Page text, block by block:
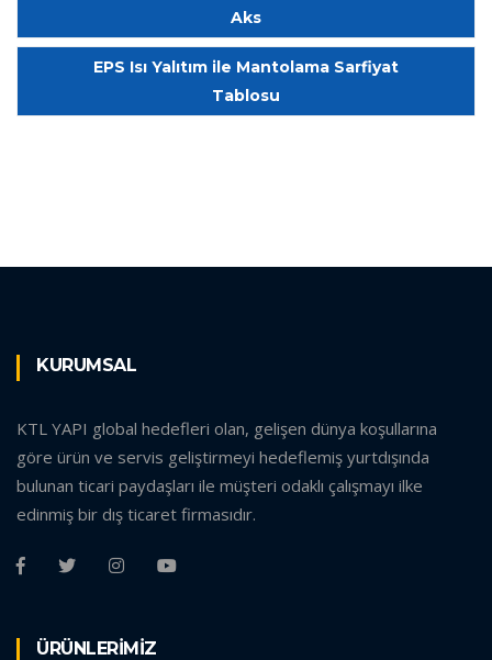
Aks
EPS Isı Yalıtım ile Mantolama Sarfiyat
Tablosu
KURUMSAL
KTL YAPI global hedefleri olan, gelişen dünya koşullarına
göre ürün ve servis geliştirmeyi hedeflemiş yurtdışında
bulunan ticari paydaşları ile müşteri odaklı çalışmayı ilke
edinmiş bir dış ticaret firmasıdır.
ÜRÜNLERİMİZ